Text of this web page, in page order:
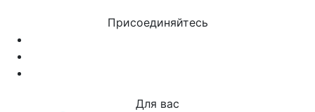
Присоединяйтесь
Для вас